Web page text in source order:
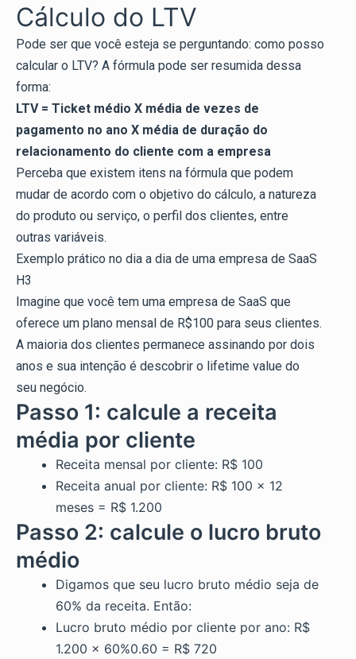
Cálculo do LTV
Pode ser que você esteja se perguntando: como posso
calcular o LTV? A fórmula pode ser resumida dessa
forma:
LTV = Ticket médio X média de vezes de
pagamento no ano X média de duração do
relacionamento do cliente com a empresa
Perceba que existem itens na fórmula que podem
mudar de acordo com o objetivo do cálculo, a natureza
do produto ou serviço, o perfil dos clientes, entre
outras variáveis.
Exemplo prático no dia a dia de uma empresa de SaaS
H3
Imagine que você tem uma empresa de SaaS que
oferece um plano mensal de R$100 para seus clientes.
A maioria dos clientes permanece assinando por dois
anos e sua intenção é descobrir o lifetime value do
seu negócio.
Passo 1: calcule a receita
média por cliente
Receita mensal por cliente: R$ 100
Receita anual por cliente: R$ 100 x 12
meses = R$ 1.200
Passo 2: calcule o lucro bruto
médio
Digamos que seu lucro bruto médio seja de
60% da receita. Então:
Lucro bruto médio por cliente por ano: R$
1.200 x 60%0.60 = R$ 720